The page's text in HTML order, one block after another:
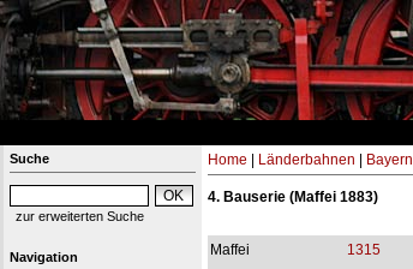
Suche
zur erweiterten Suche
Navigation
Home Länderbahnen Bayern
4. Bauserie (Maffei 1883)
Maffei 1315